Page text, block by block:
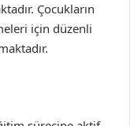
Çocukların
için düzenli